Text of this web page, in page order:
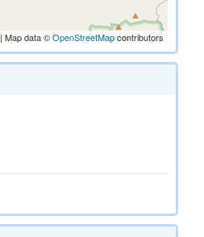
| Map data ©OpenStreetMapcontributors